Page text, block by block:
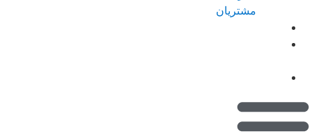
مشتریان